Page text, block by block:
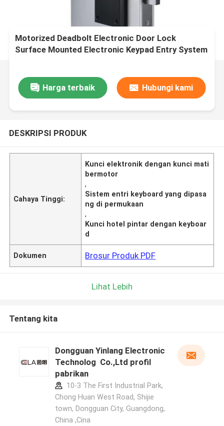
Motorized Deadbolt Electronic Door Lock
Surface Mounted Electronic Keypad Entry System
Harga terbaik Hubungi kami
DESKRIPSI PRODUK
Cahaya Tinggi:
Kunci elektronik dengan kunci mati
bermotor
,
Sistem entri keyboard yang dipasa
ng di permukaan
,
Kunci hotel pintar dengan keyboar
d
Dokumen Brosur Produk PDF
Lihat Lebih
Tentang kita
Dongguan Yinlang Electronic
Technolog Co.,Ltd profil
pabrikan
10-3 The First Industrial Park,
Chong Huan West Road, Shijie
town, Dongguan City, Guangdong,
China ,Cina